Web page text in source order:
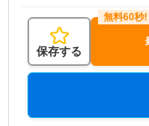
保存する